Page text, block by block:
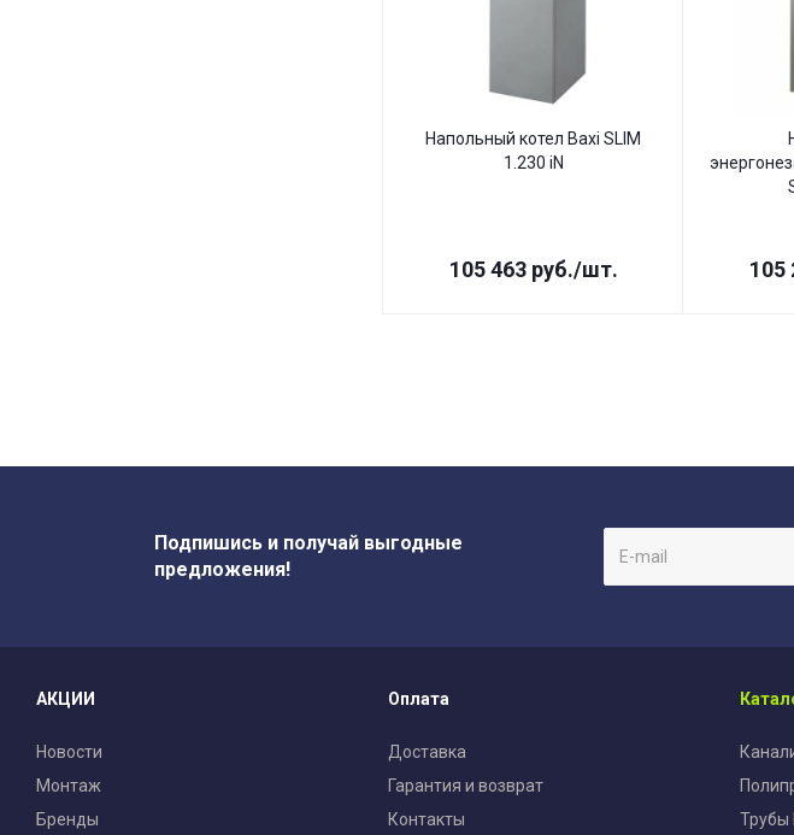
Напольный котел Baxi SLIM
1.230 iN
105 463руб./шт. 105
Подпишись и получай выгодные
предложения!
АКЦИИ
Новости
Монтаж
Бренды
Оплата
Доставка
Гарантия и возврат
Контакты
Трубы